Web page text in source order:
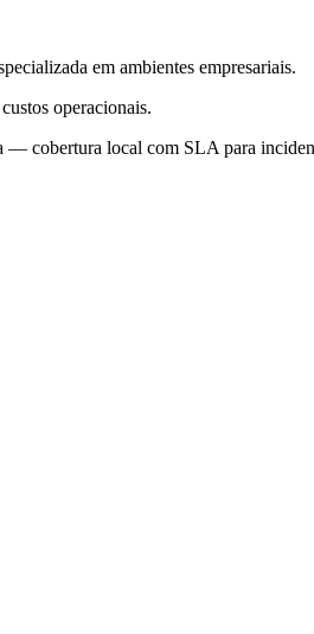
em ambientes empresariais.
operacionais.
— cobertura local com SLA para